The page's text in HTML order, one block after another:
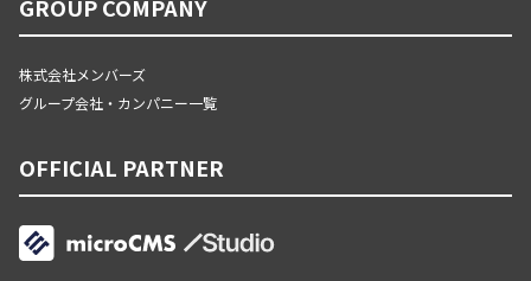
GROUP COMPANY
株式会社メンバーズ
グループ会社・カンパニー一覧
OFFICIAL PARTNER